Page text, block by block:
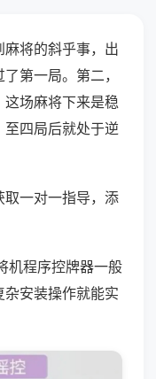
将的斜乎事，出
第一局。第二，
场麻将下来是稳
四局后就处于逆
一对一指导，添
机程序控牌器一般
安装操作就能实